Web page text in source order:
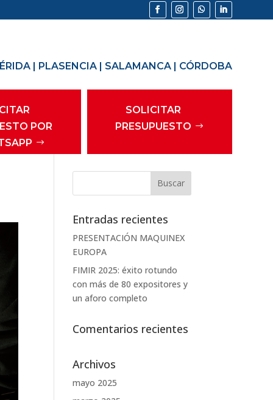
| PLASENCIA| SALAMANCA| CÓRDOBA
POR
SOLICITAR
PRESUPUESTO
Entradas recientes
PRESENTACIÓN MAQUINEX
EUROPA
FIMIR 2025: éxito rotundo
con más de 80 expositores y
un aforo completo
Comentarios recientes
Archivos
mayo 2025